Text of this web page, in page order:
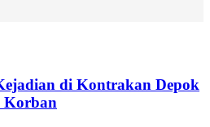
di Kontrakan Depok
Korban